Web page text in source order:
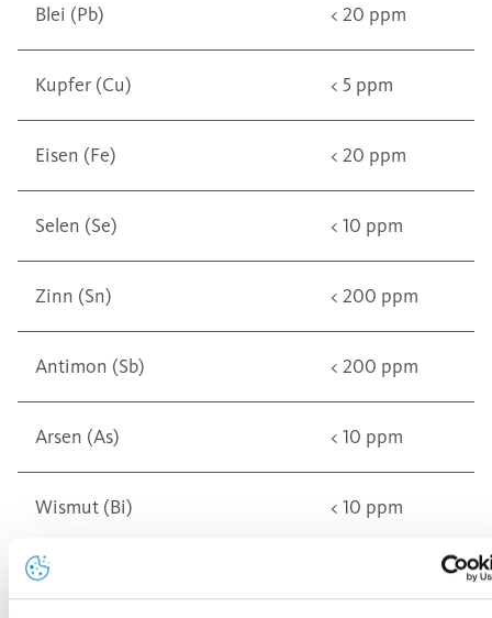
Blei (Pb) < 20 ppm
Kupfer (Cu) < 5 ppm
Eisen (Fe) < 20 ppm
Selen (Se) < 10 ppm
Zinn (Sn) < 200 ppm
Antimon (Sb) < 200 ppm
Arsen (As) < 10 ppm
Wismut (Bi) < 10 ppm
Chrom (Cr)